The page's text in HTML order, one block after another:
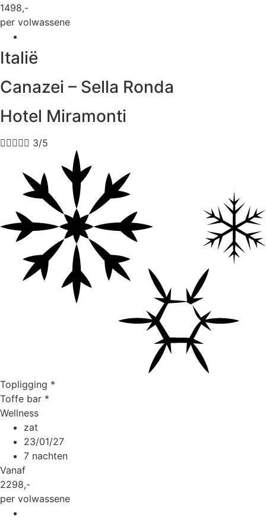
1498,-
per volwassene
Italië
Canazei – Sella Ronda
Hotel Miramonti
 3/5
Topligging *
Toffe bar *
Wellness
zat
23/01/27
7 nachten
Vanaf
2298,-
per volwassene